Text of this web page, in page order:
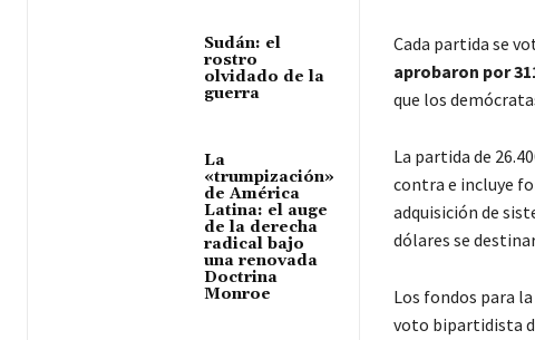
Sudán: el
rostro
olvidado de la
guerra
La
«trumpización»
de América
Latina: el auge
de la derecha
radical bajo
una renovada
Doctrina
Monroe
Cada partida se
aprobaron por
que los
La partida de
contra e incluye
adquisición de
dólares se
Los fondos para
voto bipartidista